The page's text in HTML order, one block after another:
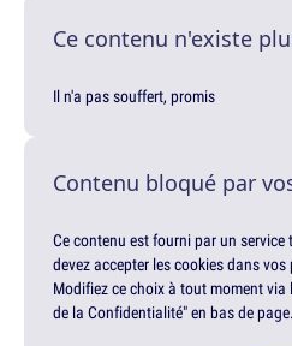
Ce contenu n'existe
Il n'a pas souffert, promis
Contenu bloqué par
Ce contenu est fourni par un
devez accepter les cookies dans
Modifiez ce choix à tout moment via
de la Confidentialité" en bas de page.